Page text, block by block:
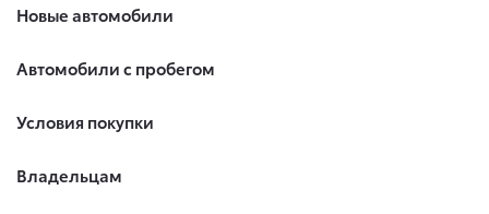
Новые автомобили
Автомобили с пробегом
Условия покупки
Владельцам